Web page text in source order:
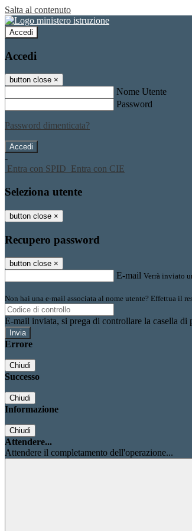
Salta al contenuto
Accedi
Accedi
button close ×
Nome Utente
Password
Password dimenticata?
-
Entra con SPID Entra con CIE
Seleziona utente
button close ×
Recupero password
button close ×
E-mail Verrà inviato
Non hai una e-mail associata al nome utente? Effettua il
E-mail inviata, si prega di controllare la casella di
Errore
Chiudi
Successo
Chiudi
Informazione
Chiudi
Attendere...
Attendere il completamento dell'operazione...